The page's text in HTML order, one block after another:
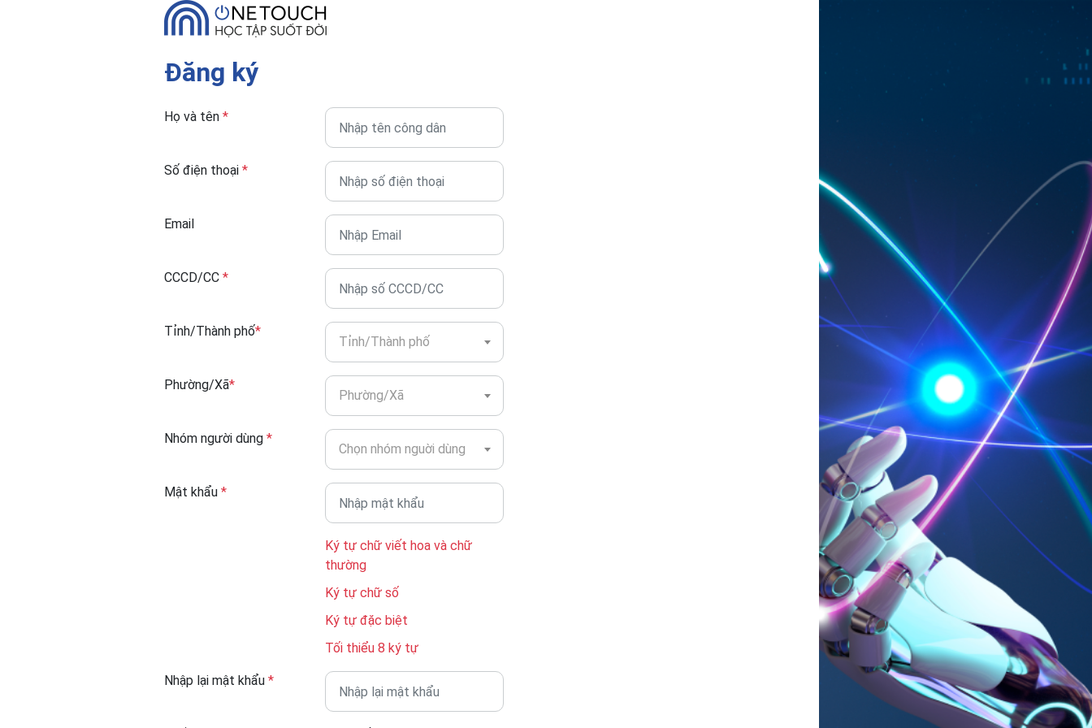
Đăng ký
Họ và tên *
Số điện thoại *
Email
CCCD/CC *
Tỉnh/Thành phố*
Tỉnh/Thành phố
Phường/Xã*
Phường/Xã
Nhóm người dùng *
Chọn nhóm nguời dùng
Mật khẩu *
Ký tự chữ viết hoa và chữ
thường
Ký tự chữ số
Ký tự đặc biệt
Tối thiểu 8 ký tự
Nhập lại mật khẩu *